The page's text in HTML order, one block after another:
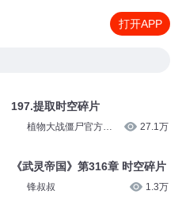
打开APP
197.提取时空碎片
植物大战僵尸官方频
27.1万
《武灵帝国》第316章 时空碎片
锋叔叔 1.3万